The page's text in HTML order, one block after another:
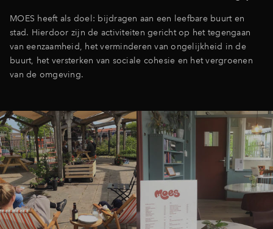
MOES heeft als doel: bijdragen aan een leefbare buurt en
stad. Hierdoor zijn de activiteiten gericht op het tegengaan
van eenzaamheid, het verminderen van ongelijkheid in de
buurt, het versterken van sociale cohesie en het vergroenen
van de omgeving.